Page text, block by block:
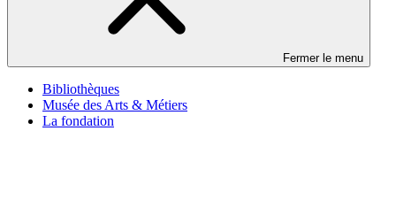
Fermer le menu
Bibliothèques
Musée des Arts & Métiers
La fondation